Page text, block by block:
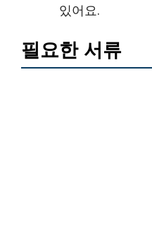
있어요.
필요한 서류